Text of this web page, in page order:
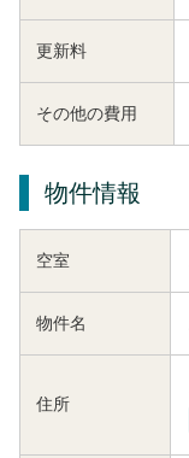
更新料
その他の費用
物件情報
空室
物件名
住所